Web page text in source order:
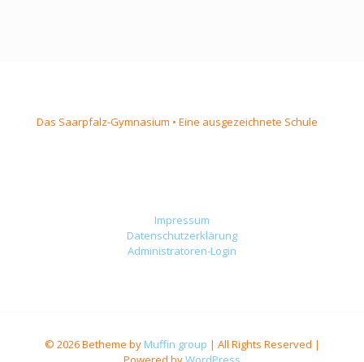
Das Saarpfalz-Gymnasium • Eine ausgezeichnete Schule
Impressum
Datenschutzerklärung
Administratoren-Login
© 2026 Betheme by Muffin group | All Rights Reserved |